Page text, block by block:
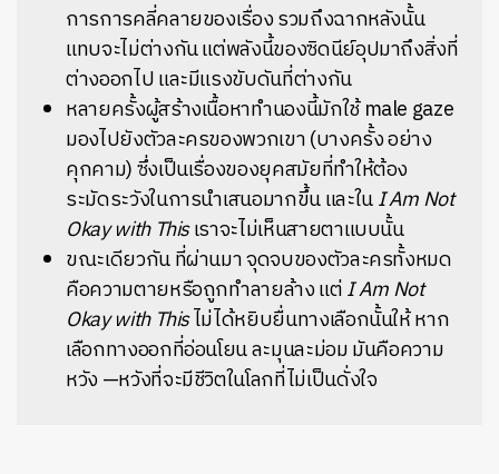
การการคลี่คลายของเรื่อง รวมถึงฉากหลังนั้น
แทบจะไม่ต่างกัน แต่พลังนี้ของซิดนีย์อุปมาถึงสิ่งที่
ต่างออกไป และมีแรงขับดันที่ต่างกัน
หลายครั้งผู้สร้างเนื้อหาทำนองนี้มักใช้ male gaze
มองไปยังตัวละครของพวกเขา (บางครั้ง อย่าง
คุกคาม) ซึ่งเป็นเรื่องของยุคสมัยที่ทำให้ต้อง
ระมัดระวังในการนำเสนอมากขึ้น และในI Am Not
Okay with Thisเราจะไม่เห็นสายตาแบบนั้น
ขณะเดียวกัน ที่ผ่านมา จุดจบของตัวละครทั้งหมด
คือความตายหรือถูกทำลายล้าง แต่I Am Not
Okay with Thisไม่ได้หยิบยื่นทางเลือกนั้นให้ หาก
เลือกทางออกที่อ่อนโยน ละมุนละม่อม มันคือความ
หวัง —หวังที่จะมีชีวิตในโลกที่ไม่เป็นดั่งใจ